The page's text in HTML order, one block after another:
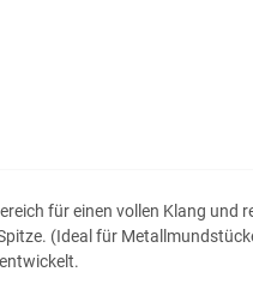
für einen vollen Klang und
(Ideal für